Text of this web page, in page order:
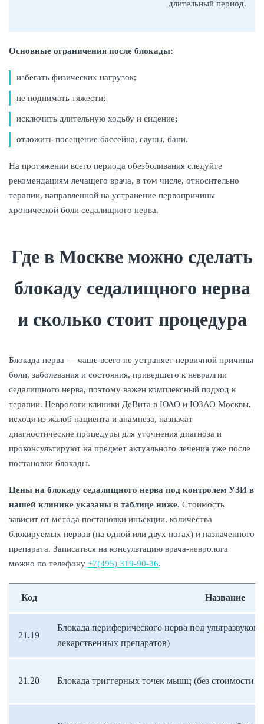
длительный период.
Основные ограничения после блокады:
избегать физических нагрузок;
не поднимать тяжести;
исключить длительную ходьбу и сидение;
отложить посещение бассейна, сауны, бани.
На протяжении всего периода обезболивания следуйте
рекомендациям лечащего врача, в том числе, относительно
терапии, направленной на устранение первопричины
хронической боли седалищного нерва.
Где в Москве можно сделать
блокаду седалищного нерва
и сколько стоит процедура
Блокада нерва — чаще всего не устраняет первичной причины
боли, заболевания и состояния, приведшего к невралгии
седалищного нерва, поэтому важен комплексный подход к
терапии. Неврологи клиники ДеВита в ЮАО и ЮЗАО Москвы,
исходя из жалоб пациента и анамнеза, назначат
диагностические процедуры для уточнения диагноза и
проконсультируют на предмет актуального лечения уже после
постановки блокады.
Цены на блокаду седалищного нерва под контролем УЗИ в
нашей клинике указаны в таблице ниже. Стоимость
зависит от метода постановки инъекции, количества
блокируемых нервов (на одной или двух ногах) и назначенного
препарата. Записаться на консультацию врача-невролога
можно по телефону +7(495) 319-90-36.
Код Название
21.19
Блокада периферического нерва под
лекарственных препаратов)
21.20 Блокада триггерных точек мышц (без стоимости